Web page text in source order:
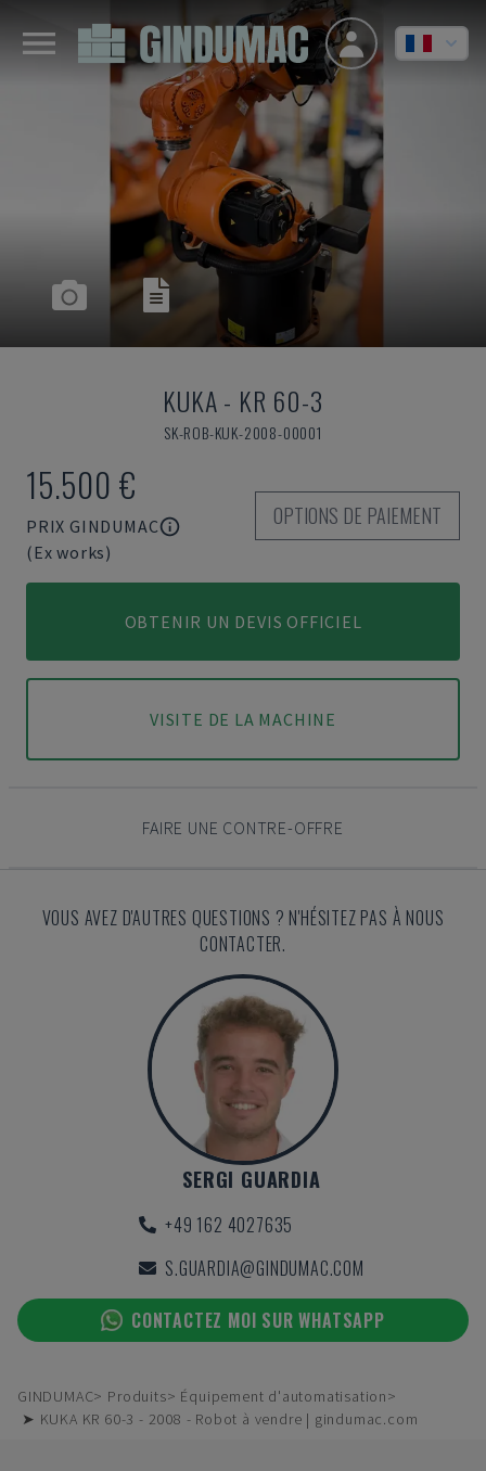
KUKA- KR 60-3
SK-ROB-KUK-2008-00001
15.500 €
PRIX GINDUMAC
(Ex works)
OPTIONS DE PAIEMENT
OBTENIR UN DEVIS OFFICIEL
VISITE DE LA MACHINE
FAIRE UNE CONTRE-OFFRE
VOUS AVEZ D'AUTRES QUESTIONS ? N'HÉSITEZ PAS À NOUS
CONTACTER.
SERGI GUARDIA
+49 162 4027635
S.GUARDIA@GINDUMAC.COM
CONTACTEZ MOI SUR WHATSAPP
GINDUMAC Produits
Équipement d'automatisation
➤ KUKA KR 60-3 - 2008 - Robot à vendre | gindumac.com